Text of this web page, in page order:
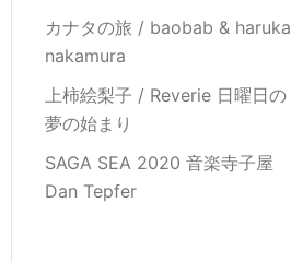
カナタの旅 / baobab & haruka
nakamura
上柿絵梨子 / Reverie 日曜日の
夢の始まり
SAGA SEA 2020 音楽寺子屋
Dan Tepfer